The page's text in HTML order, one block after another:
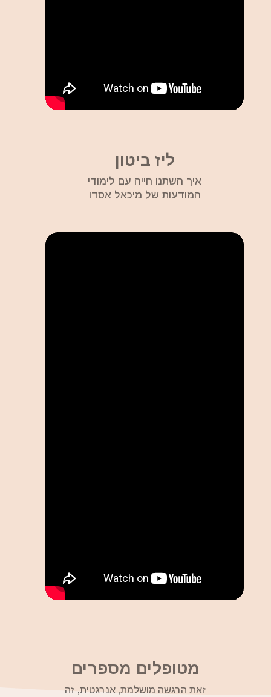
ליז ביטון
איך השתנו חייה עם לימודי
המודעות של מיכאל אסדו
מטופלים מספרים
זאת הרגשה מושלמת, אנרגטית, זה